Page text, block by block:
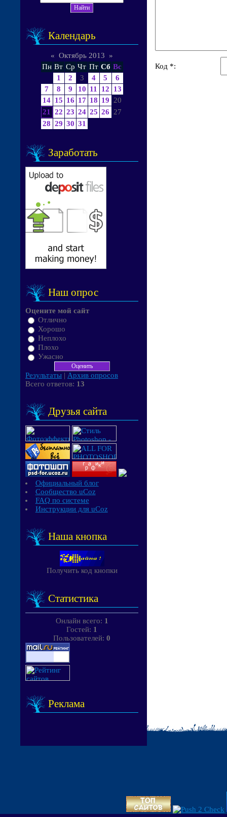
Календарь
« Октябрь 2013
»
Пн Вт Ср Чт Пт Сб Вс
1
2 3 4 5
6
7
8 9 10 11 12
13
14 15 16 17 18 19
20
21
22 23 24 25 26
27
28 29 30 31
Заработать
Наш опрос
Оцените мой сайт
Отлично
Хорошо
Неплохо
Плохо
Ужасно
Результаты | Архив опросов
Всего ответов: 13
Друзья сайта
Официальный блог
Сообщество uCoz
FAQ по системе
Инструкции для uCoz
Наша кнопка
Получить код кнопки
Статистика
Онлайн всего: 1
Гостей: 1
Пользователей: 0
Реклама
Код *: